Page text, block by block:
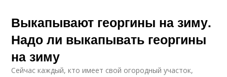
Выкапывают георгины на зиму.
Надо ли выкапывать георгины
на зиму
Сейчас каждый, кто имеет свой огородный участок,